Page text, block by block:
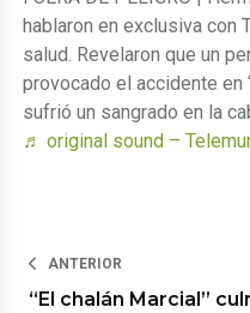
hablaron en exclusiva
salud. Revelaron que un
provocado el accidente en
sufrió un sangrado en la
♬ original sound –
ANTERIOR
“El chalán Marcial”